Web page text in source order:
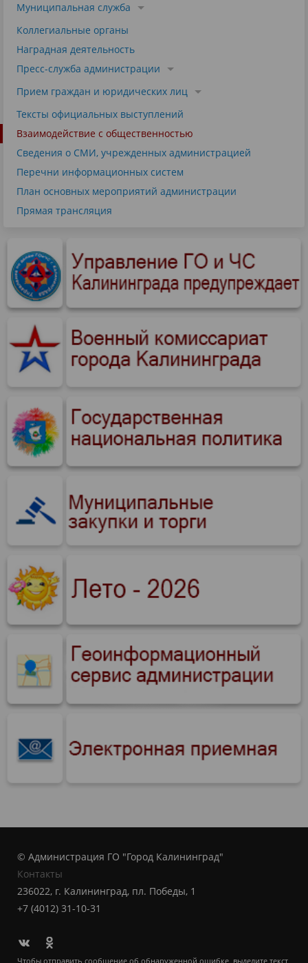
Муниципальная служба
Коллегиальные органы
Наградная деятельность
Пресс-служба администрации
Прием граждан и юридических лиц
Тексты официальных выступлений
Взаимодействие с общественностью
Сведения о СМИ, учрежденных администрацией
Перечни информационных систем
План основных мероприятий администрации
Прямая трансляция
© Администрация ГО "Город Калининград"
Контакты
236022, г. Калининград, пл. Победы, 1
+7 (4012) 31-10-31
Чтобы отправить сообщение об обнаруженной ошибке, выделите текст